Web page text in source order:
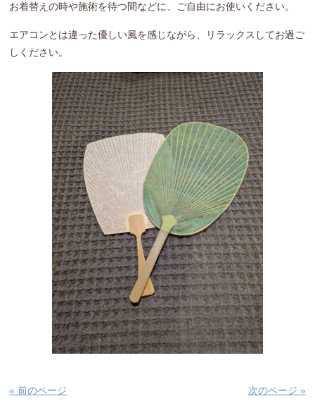
お着替えの時や施術を待つ間などに、ご自由にお使いください。
エアコンとは違った優しい風を感じながら、リラックスしてお過ご
しください。
« 前のページ 次のページ »